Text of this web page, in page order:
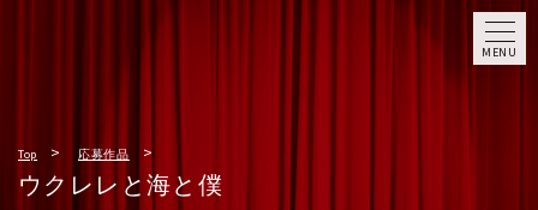
MENU
Top 応募作品
ウクレレと海と僕